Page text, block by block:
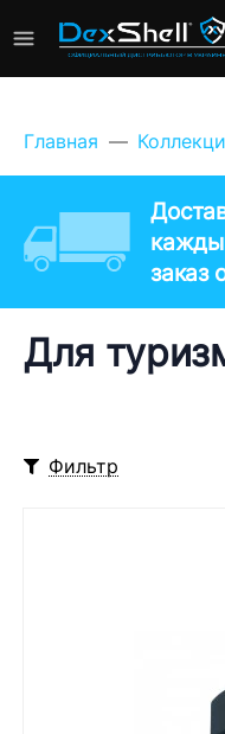
Главная
заказ
Для
Фильтр